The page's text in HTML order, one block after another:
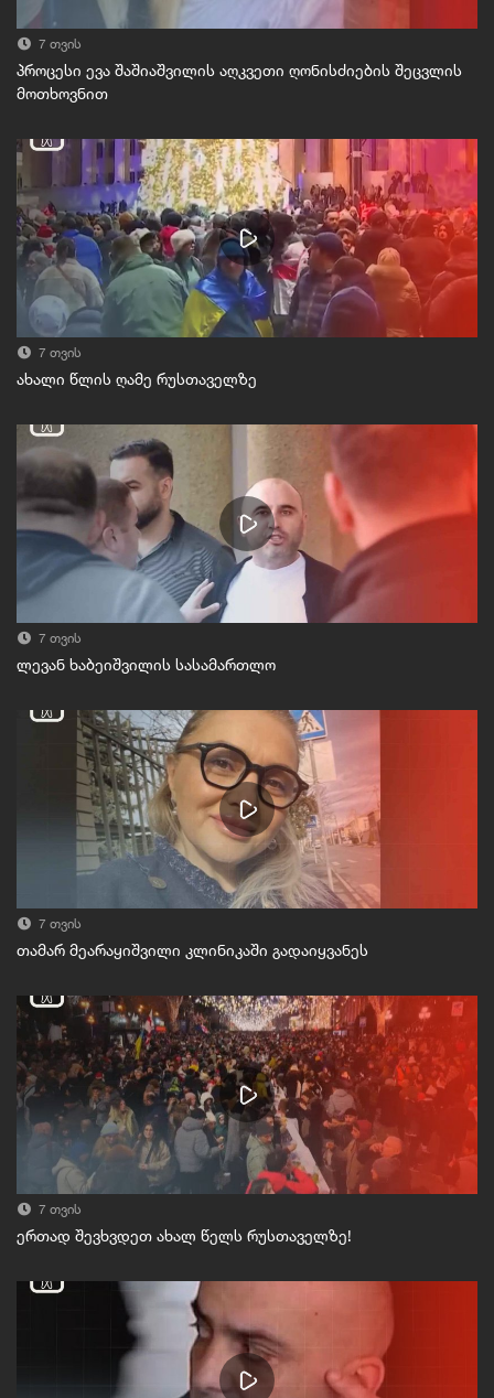
7 თვის
პროცესი ევა შაშიაშვილის აღკვეთი ღონისძიების შეცვლის
მოთხოვნით
7 თვის
ახალი წლის ღამე რუსთაველზე
7 თვის
ლევან ხაბეიშვილის სასამართლო
7 თვის
თამარ მეარაყიშვილი კლინიკაში გადაიყვანეს
7 თვის
ერთად შევხვდეთ ახალ წელს რუსთაველზე!